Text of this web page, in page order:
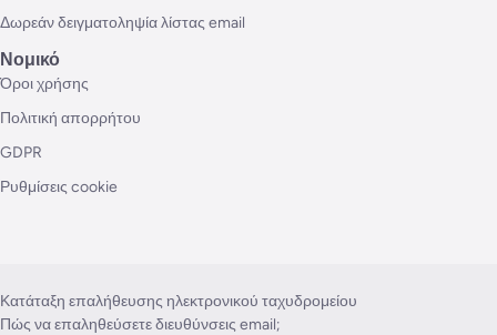
Δωρεάν δειγματοληψία λίστας email
Νομικό
Όροι χρήσης
Πολιτική απορρήτου
GDPR
Ρυθμίσεις cookie
Κατάταξη επαλήθευσης ηλεκτρονικού ταχυδρομείου
Πώς να επαληθεύσετε διευθύνσεις email;